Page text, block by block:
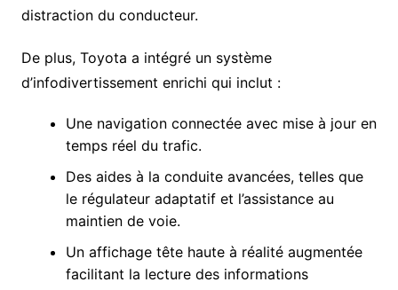
distraction du conducteur.
De plus, Toyota a intégré un système
d’infodivertissement enrichi qui inclut :
Une navigation connectée avec mise à jour en
temps réel du trafic.
Des aides à la conduite avancées, telles que
le régulateur adaptatif et l’assistance au
maintien de voie.
Un affichage tête haute à réalité augmentée
facilitant la lecture des informations